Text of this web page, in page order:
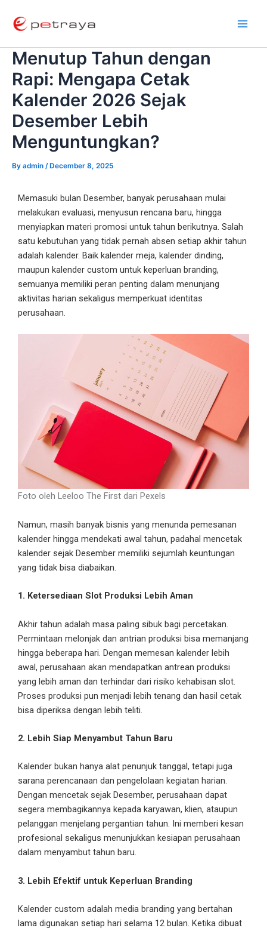
Menutup Tahun dengan
Rapi: Mengapa Cetak
Kalender 2026 Sejak
Desember Lebih
Menguntungkan?
By admin / December 8, 2025
Memasuki bulan Desember, banyak perusahaan mulai
melakukan evaluasi, menyusun rencana baru, hingga
menyiapkan materi promosi untuk tahun berikutnya. Salah
satu kebutuhan yang tidak pernah absen setiap akhir tahun
adalah kalender. Baik kalender meja, kalender dinding,
maupun kalender custom untuk keperluan branding,
semuanya memiliki peran penting dalam menunjang
aktivitas harian sekaligus memperkuat identitas
perusahaan.
Foto oleh Leeloo The First dari Pexels
Namun, masih banyak bisnis yang menunda pemesanan
kalender hingga mendekati awal tahun, padahal mencetak
kalender sejak Desember memiliki sejumlah keuntungan
yang tidak bisa diabaikan.
1. Ketersediaan Slot Produksi Lebih Aman
Akhir tahun adalah masa paling sibuk bagi percetakan.
Permintaan melonjak dan antrian produksi bisa memanjang
hingga beberapa hari. Dengan memesan kalender lebih
awal, perusahaan akan mendapatkan antrean produksi
yang lebih aman dan terhindar dari risiko kehabisan slot.
Proses produksi pun menjadi lebih tenang dan hasil cetak
bisa diperiksa dengan lebih teliti.
2. Lebih Siap Menyambut Tahun Baru
Kalender bukan hanya alat penunjuk tanggal, tetapi juga
sarana perencanaan dan pengelolaan kegiatan harian.
Dengan mencetak sejak Desember, perusahaan dapat
segera membagikannya kepada karyawan, klien, ataupun
pelanggan menjelang pergantian tahun. Ini memberi kesan
profesional sekaligus menunjukkan kesiapan perusahaan
dalam menyambut tahun baru.
3. Lebih Efektif untuk Keperluan Branding
Kalender custom adalah media branding yang bertahan
lama digunakan setiap hari selama 12 bulan. Ketika dibuat
navigation